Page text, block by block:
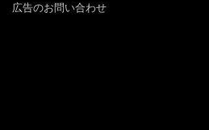
広告のお問い合わせ